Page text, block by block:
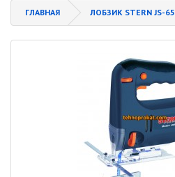
ГЛАВНАЯ ЛОБЗИК STERN JS-65